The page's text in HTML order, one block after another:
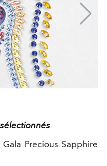
Precious Sapphire